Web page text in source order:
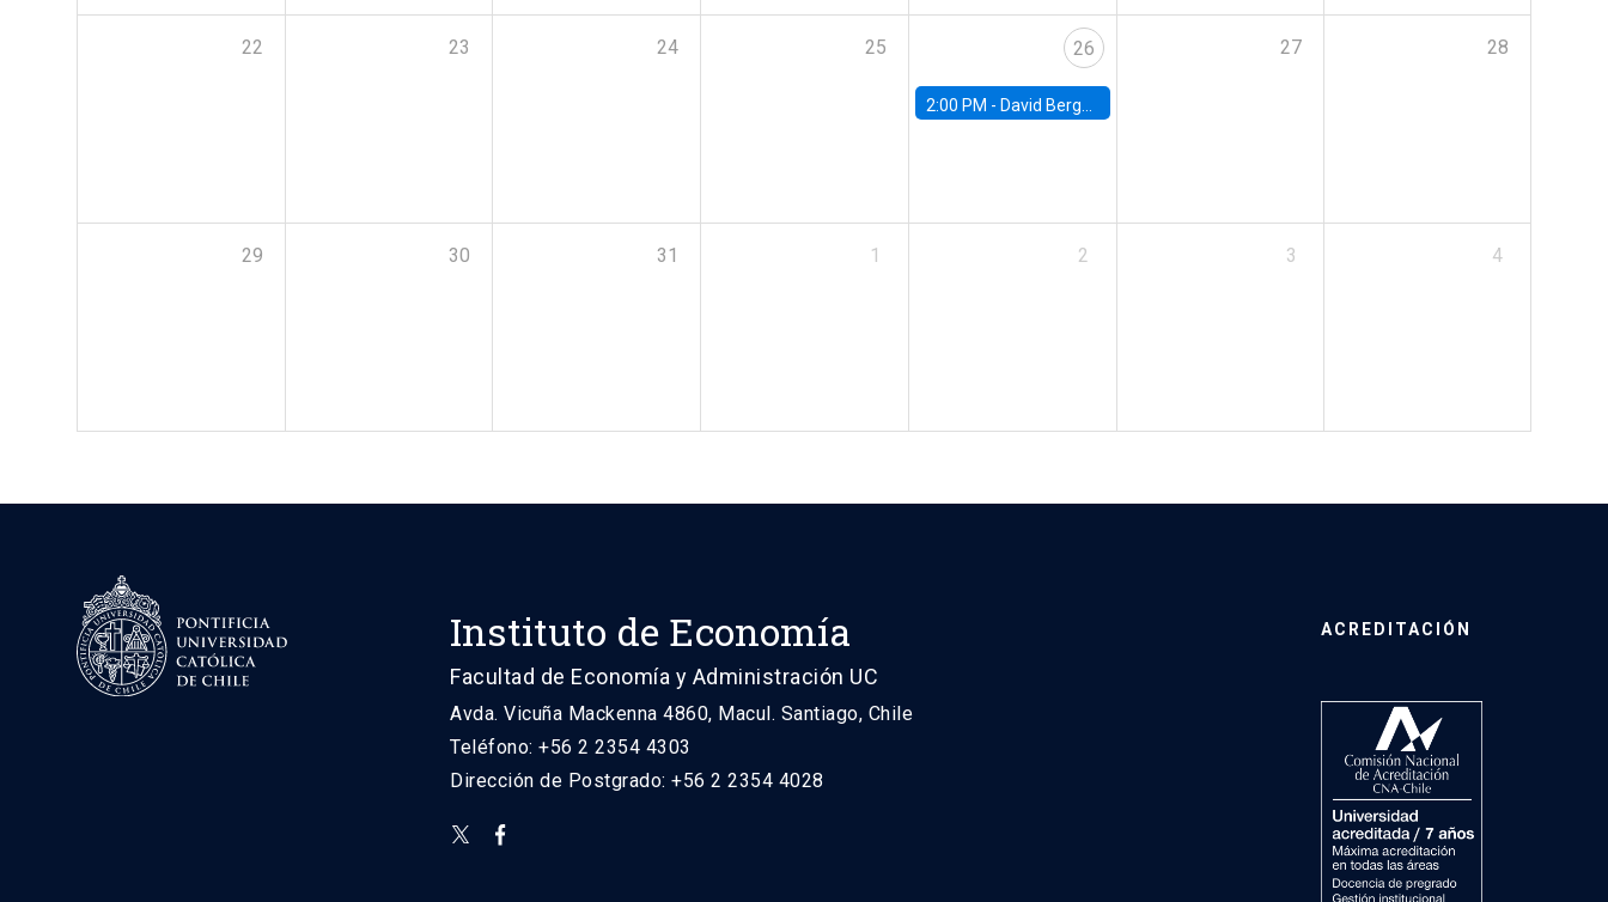
22 23 24 25 26
2:00 PM - David Berger, Duke
27 28
29 30 31 1 2 3 4
Instituto de Economía
Facultad de Economía y Administración UC
Avda. Vicuña Mackenna 4860, Macul. Santiago, Chile
Teléfono: +56 2 2354 4303
Dirección de Postgrado: +56 2 2354 4028
ACREDITACIÓN